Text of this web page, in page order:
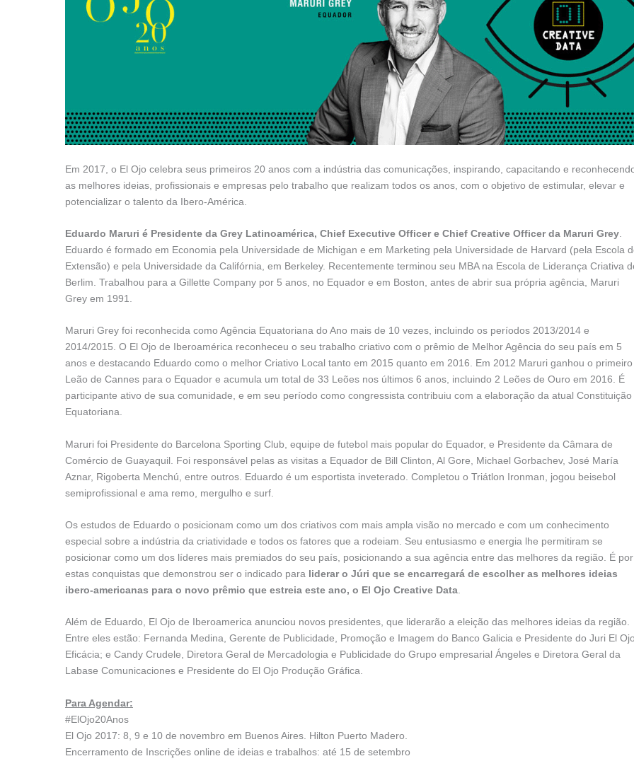
Em 2017, o El Ojo celebra seus primeiros 20 anos com a indústria das comunicações, inspirando, capacitando e
as melhores ideias, profissionais e empresas pelo trabalho que realizam todos os anos, com o objetivo de estimular, elevar e
potencializar o talento da Ibero-América.
Eduardo Maruri é Presidente da Grey Latinoamérica, Chief Executive Officer e Chief Creative Officer da Maruri Grey
Eduardo é formado em Economia pela Universidade de Michigan e em Marketing pela Universidade de Harvard (pela Escola
Extensão) e pela Universidade da Califórnia, em Berkeley. Recentemente terminou seu MBA na Escola de Liderança Criativa
Berlim. Trabalhou para a Gillette Company por 5 anos, no Equador e em Boston, antes de abrir sua própria agência, Maruri
Grey em 1991.
Maruri Grey foi reconhecida como Agência Equatoriana do Ano mais de 10 vezes, incluindo os períodos 2013/2014 e
2014/2015. O El Ojo de Iberoamérica reconheceu o seu trabalho criativo com o prêmio de Melhor Agência do seu país em 5
anos e destacando Eduardo como o melhor Criativo Local tanto em 2015 quanto em 2016. Em 2012 Maruri ganhou o primeiro
Leão de Cannes para o Equador e acumula um total de 33 Leões nos últimos 6 anos, incluindo 2 Leões de Ouro em 2016. É
participante ativo de sua comunidade, e em seu período como congressista contribuiu com a elaboração da atual Constituição
Equatoriana.
Maruri foi Presidente do Barcelona Sporting Club, equipe de futebol mais popular do Equador, e Presidente da Câmara de
Comércio de Guayaquil. Foi responsável pelas as visitas a Equador de Bill Clinton, Al Gore, Michael Gorbachev, José María
Aznar, Rigoberta Menchú, entre outros. Eduardo é um esportista inveterado. Completou o Triátlon Ironman, jogou beisebol
semiprofissional e ama remo, mergulho e surf.
Os estudos de Eduardo o posicionam como um dos criativos com mais ampla visão no mercado e com um conhecimento
especial sobre a indústria da criatividade e todos os fatores que a rodeiam. Seu entusiasmo e energia lhe permitiram se
posicionar como um dos líderes mais premiados do seu país, posicionando a sua agência entre das melhores da região. É por
estas conquistas que demonstrou ser o indicado para liderar o Júri que se encarregará de escolher as melhores ideias
ibero-americanas para o novo prêmio que estreia este ano, o El Ojo Creative Data
Além de Eduardo, El Ojo de Iberoamerica anunciou novos presidentes, que liderarão a eleição das melhores ideias da região.
Entre eles estão: Fernanda Medina, Gerente de Publicidade, Promoção e Imagem do Banco Galicia e Presidente do Juri El
Eficácia; e Candy Crudele, Diretora Geral de Mercadologia e Publicidade do Grupo empresarial Ángeles e Diretora Geral da
Labase Comunicaciones e Presidente do El Ojo Produção Gráfica.
Para Agendar:
#ElOjo20Anos
El Ojo 2017: 8, 9 e 10 de novembro em Buenos Aires. Hilton Puerto Madero.
Encerramento de Inscrições online de ideias e trabalhos: até 15 de setembro